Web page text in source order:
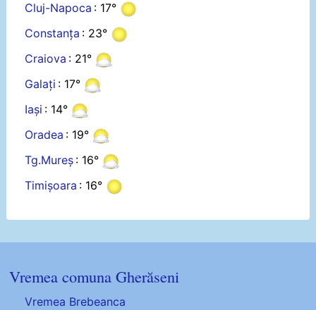
Cluj-Napoca : 17°
Constanța : 23°
Craiova : 21°
Galați : 17°
Iași : 14°
Oradea : 19°
Tg.Mureș : 16°
Timișoara : 16°
Vremea comuna Gherăseni
Vremea Brebeanca